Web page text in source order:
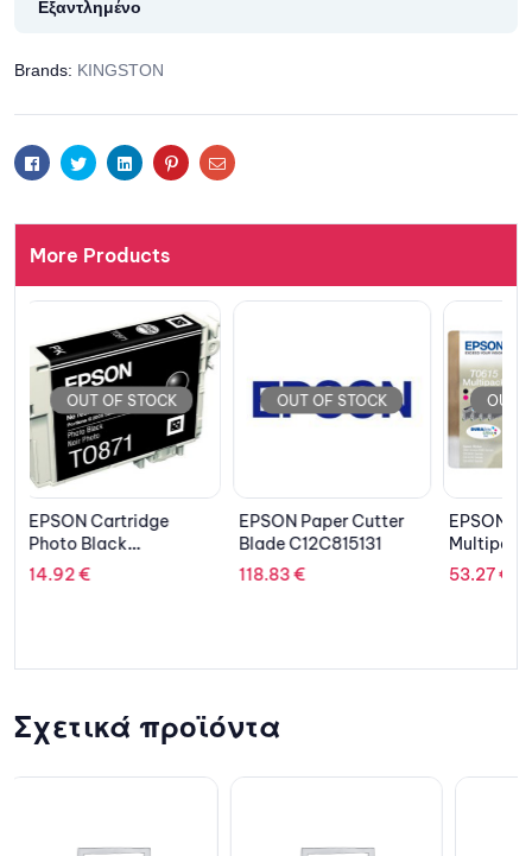
Εξαντλημένο
Brands: KINGSTON
FacebookTwitterLinkedinPinterestEmail
More Products
OUT OF STOCK
EPSON Paper Cutter
Blade C12C815131
118.83
OUT OF STOCK
EPSON Cartridge
Multipack 4Colors
C13T06154010
53.27€
OUT
ANKER
Camera
FHD
169.77
Σχετικά προϊόντα